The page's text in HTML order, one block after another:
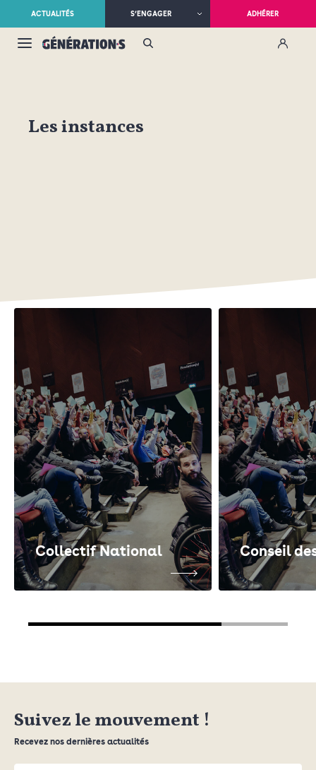
ACTUALITÉS S’ENGAGER ADHÉRER
Les instances
Collectif National Conseil
Suivez le mouvement !
Recevez nos dernières actualités